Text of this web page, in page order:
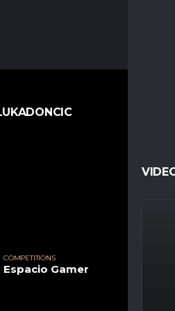
COMPETITIONS
Espacio Gamer